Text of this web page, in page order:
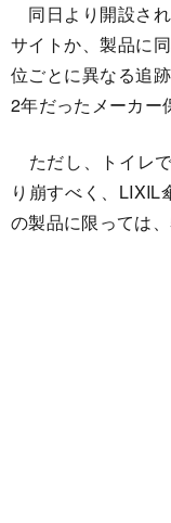
同日より開設さ
サイトか、製品に
位ごとに異なる追
2年だったメーカー
ただし、トイレ
り崩すべく、LIXIL
の製品に限っては